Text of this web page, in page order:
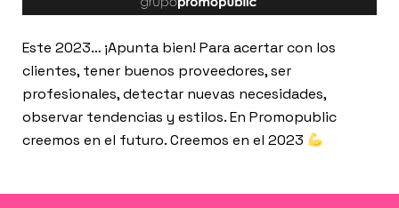
Este 2023… ¡Apunta bien! Para acertar con los
clientes, tener buenos proveedores, ser
profesionales, detectar nuevas necesidades,
observar tendencias y estilos. En Promopublic
creemos en el futuro. Creemos en el 2023